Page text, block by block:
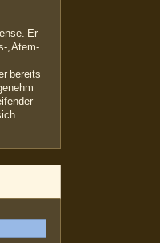
Er
, Atem-
bereits